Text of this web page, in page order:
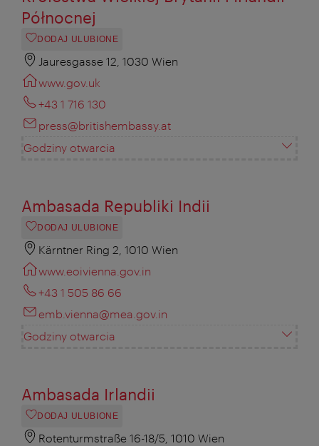
Północnej
DODAJ ULUBIONE
Jauresgasse 12, 1030 Wien
www.gov.uk
+43 1 716 130
press@britishembassy.at
Godziny otwarcia
Ambasada Republiki Indii
DODAJ ULUBIONE
Kärntner Ring 2, 1010 Wien
www.eoivienna.gov.in
+43 1 505 86 66
emb.vienna@mea.gov.in
Godziny otwarcia
Ambasada Irlandii
DODAJ ULUBIONE
Rotenturmstraße 16-18/5, 1010 Wien